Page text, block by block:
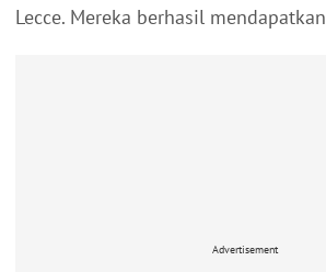
Lecce. Mereka berhasil
Advertisement